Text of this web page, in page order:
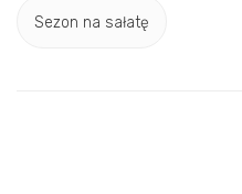
Sezon na sałatę